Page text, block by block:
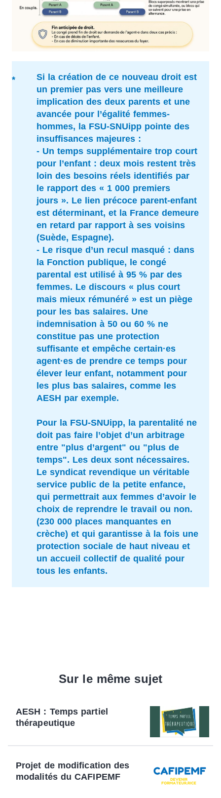
Si la création de ce nouveau droit est
un premier pas vers une meilleure
implication des deux parents et une
avancée pour l’égalité femmes-
hommes, la FSU-SNUipp pointe des
insuffisances majeures :
- Un temps supplémentaire trop court
pour l’enfant : deux mois restent très
loin des besoins réels identifiés par
le rapport des « 1 000 premiers
jours ». Le lien précoce parent-enfant
est déterminant, et la France demeure
en retard par rapport à ses voisins
(Suède, Espagne).
- Le risque d’un recul masqué : dans
la Fonction publique, le congé
parental est utilisé à 95 % par des
femmes. Le discours « plus court
mais mieux rémunéré » est un piège
pour les bas salaires. Une
indemnisation à 50 ou 60 % ne
constitue pas une protection
suffisante et empêche certain·es
agent·es de prendre ce temps pour
élever leur enfant, notamment pour
les plus bas salaires, comme les
AESH par exemple.
Pour la FSU-SNUipp, la parentalité ne
doit pas faire l’objet d’un arbitrage
entre "plus d’argent" ou "plus de
temps". Les deux sont nécessaires.
Le syndicat revendique un véritable
service public de la petite enfance,
qui permettrait aux femmes d’avoir le
choix de reprendre le travail ou non.
(230 000 places manquantes en
crèche) et qui garantisse à la fois une
protection sociale de haut niveau et
un accueil collectif de qualité pour
tous les enfants.
Sur le même sujet
AESH : Temps partiel
thérapeutique
Projet de modification des
modalités du CAFIPEMF